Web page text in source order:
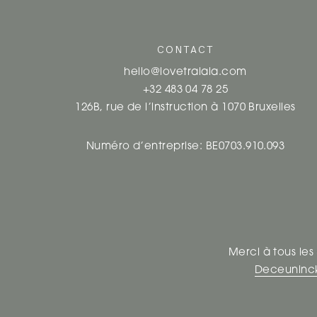
CONTACT
hello@lovetralala.com
+32 483 04 78 25
126B, rue de l’instruction à 1070 Bruxelles
Numéro d’entreprise: BE0703.910.093
Merci à tous